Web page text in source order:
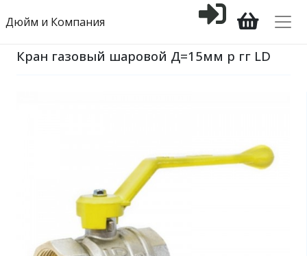
Дюйм и Компания
Кран газовый шаровой Д=15мм р гг LD